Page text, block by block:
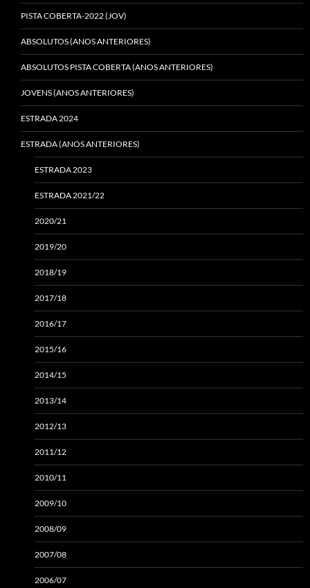
PISTA COBERTA-2022 (JOV)
ABSOLUTOS (ANOS ANTERIORES)
ABSOLUTOS PISTA COBERTA (ANOS ANTERIORES)
JOVENS (ANOS ANTERIORES)
ESTRADA 2024
ESTRADA (ANOS ANTERIORES)
ESTRADA 2023
ESTRADA 2021/22
2020/21
2019/20
2018/19
2017/18
2016/17
2015/16
2014/15
2013/14
2012/13
2011/12
2010/11
2009/10
2008/09
2007/08
2006/07